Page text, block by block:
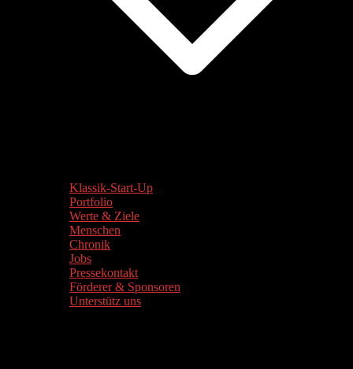
Klassik-Start-Up
Portfolio
Werte & Ziele
Menschen
Chronik
Jobs
Pressekontakt
Förderer & Sponsoren
Unterstütz uns